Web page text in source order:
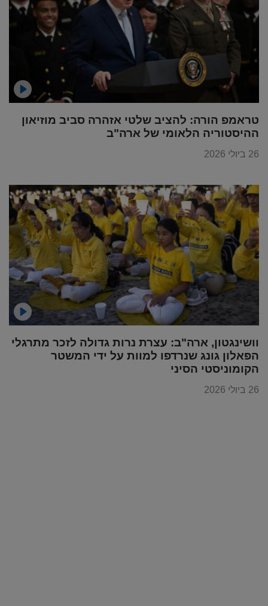
טראמפ הורה: להציב שלטי אזהרה סביב מוזיאון
ההיסטוריה הלאומי של ארה"ב
26 ביולי 2026
וושינגטון, ארה"ב: עצרת נרות גדולה לזכר מתרגלי
הפאלון גונג שנרדפו למוות על ידי המשטר
הקומוניסטי הסיני
26 ביולי 2026